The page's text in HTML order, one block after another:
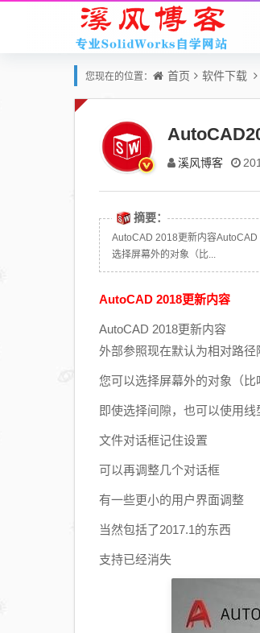
您现在的位置： 首页 软件下载
溪风博客
摘要：
AutoCAD 2018更新内容
选择屏幕外的对象（比...
AutoCAD 2018更新内容
AutoCAD 2018更新内容
外部参照现在默认为相对路
您可以选择屏幕外的对象（比
即使选择间隙，也可以使用线
文件对话框记住设置
可以再调整几个对话框
有一些更小的用户界面调整
当然包括了2017.1的东西
支持已经消失